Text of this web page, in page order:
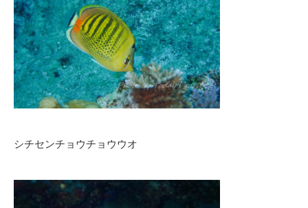
シチセンチョウチョウウオ